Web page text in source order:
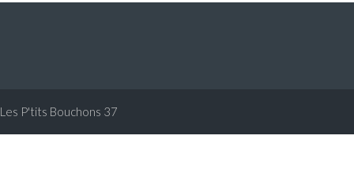
Les P'tits Bouchons 37